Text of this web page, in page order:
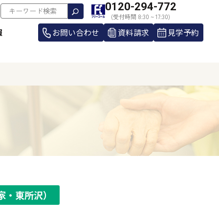
0120-294-772
(受付時間 8:30 ~ 17:30)
お問い合わせ 資料請求 見学予約
東所沢）